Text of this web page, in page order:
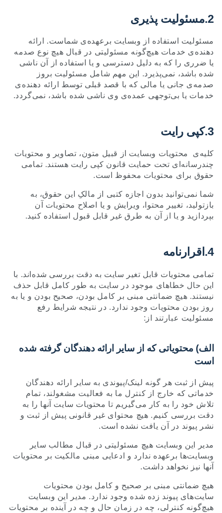
2.مسئولیت پذیری
مسئولیت استفاده از وبسایت برعهده‌ی شماست. ارائه
دهنده‌ی خدمات هیچ‌گونه مسئولیتی در قبال هیچ نوع صدمه
یا ضرری را که به دلیل دسترسی و یا استفاده از آن ناشی
شده باشد، نمی‌پذیرد. این مهم شامل مسئولیت بروز
صدمه‌ی جانی یا مالی که با قصد قبلی توسط ارائه دهنده‌ی
خدمات یا بی‌توجهی عمده‌ی وی ناشی شده باشد، نمی‌گردد.
3.کپی رایت
کلیه‌ی محتویات وبسایت از قبیل متون، تصاویر و محتویات
چندرسانه‌ای تحت حمایت قانون کپی رایت هستند. تمامی
حقوق برای محتویات محفوظ است.
شما نمی‌توانید بدون اجازه کتبی از مالکِ این حقوق، به
بازتولید، تغییر محتوا، ویرایش و یا اصلاح محتویات آن
بپردازید و یا از آن به طرق غیر قابل قبول استفاده کنید.
4.اقرارنامه
تمامی محتویات قابل تغیر سایت به دقت بررسی شده‌اند. با
این حال خطاهای موجود در سایت به طور کامل قابل حذف
نیستند. هیچ ضمانتی مبنی بر کامل بودن، صحیح بودن و یا به
روز بودن محتویات وجود ندارد. در نتیجه شرایط رفع
مسئولیت عبارتند از:
الف) محتویاتی که از سایر ارائه دهندگان گرفته شده
است
پیش از ثبت هر گونه لینک/پیوندی به سایر ارائه دهندگان
خدماتی که خارج از کنترل ما به فعالیت مشغولند، تمام
تلاش خود را به کار می‌گیریم تا محتویات سایت آنها را به
دقت بررسی کنیم. هیچ محتوای غیر قانونی پیش از ثبت و
نشر پیوند در آن یافت نشده است.
مدیر این وبسایت هیچ مسئولیتی در قبال مطالب سایر
وبسایت‌ها برعهده ندارد و ادعایی مبنی مالکیت بر محتویات
آنها نیز نخواهد داشت.
هیچ ضمانتی مبنی بر صحیح و کامل بودن محتویات
سایت‌های پیوند زده شده وجود ندارد. مدیر این وبسایت
هیچ‌گونه کنترلی، چه در زمان حال و چه در آینده بر محتویات